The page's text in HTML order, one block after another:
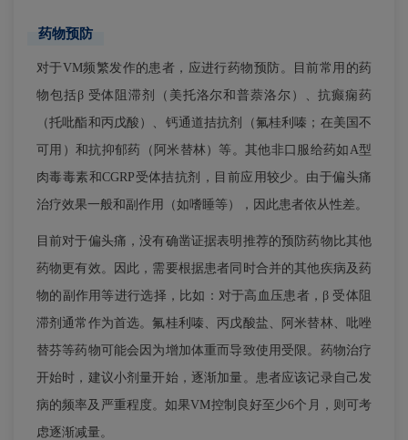
药物预防
对于VM频繁发作的患者，应进行药物预防。目前常用的药
物包括β 受体阻滞剂（美托洛尔和普萘洛尔）、抗癫痫药
（托吡酯和丙戊酸）、钙通道拮抗剂（氟桂利嗪；在美国不
可用）和抗抑郁药（阿米替林）等。其他非口服给药如A型
肉毒毒素和CGRP受体拮抗剂，目前应用较少。由于偏头痛
治疗效果一般和副作用（如嗜睡等），因此患者依从性差。
目前对于偏头痛，没有确凿证据表明推荐的预防药物比其他
药物更有效。因此，需要根据患者同时合并的其他疾病及药
物的副作用等进行选择，比如：对于高血压患者，β 受体阻
滞剂通常作为首选。氟桂利嗪、丙戊酸盐、阿米替林、吡唑
替芬等药物可能会因为增加体重而导致使用受限。药物治疗
开始时，建议小剂量开始，逐渐加量。患者应该记录自己发
病的频率及严重程度。如果VM控制良好至少6个月，则可考
虑逐渐减量。